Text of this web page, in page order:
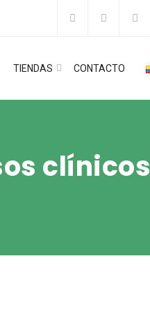
TIENDAS CONTACTO
clínicos